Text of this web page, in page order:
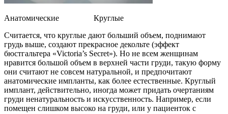
Анатомические Круглые
Считается, что круглые дают больший объем, поднимают
грудь выше, создают прекрасное декольте (эффект
бюстгальтера «Victoria’s Secret»). Но не всем женщинам
нравится большой объем в верхней части груди, такую форму
они считают не совсем натуральной, и предпочитают
анатомические импланты, как более естественные. Круглый
имплант, действительно, иногда может придать очертаниям
груди ненатуральность и искусственность. Например, если
помещен слишком высоко на груди, или у пациенток с